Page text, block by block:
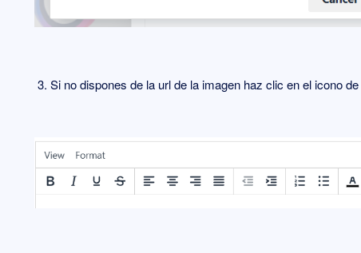
3. Si no dispones de la url de la imagen haz clic en el icono